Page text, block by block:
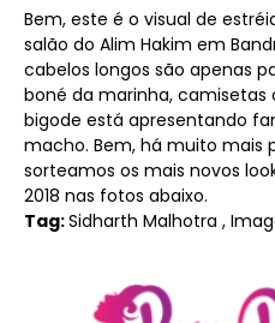
Bem, este é o visual de
salão do Alim Hakim em
cabelos longos são apenas
boné da marinha, camisetas
bigode está apresentando
macho. Bem, há muito mais
sorteamos os mais novos
2018 nas fotos abaixo.
Tag:Sidharth Malhotra ,